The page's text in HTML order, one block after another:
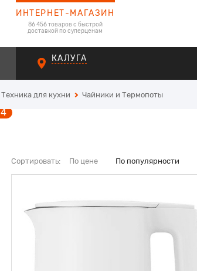
ИНТЕРНЕТ-МАГАЗИН
86 456 товаров с быстрой
доставкой по суперценам
КАЛУГА
Техника для кухни Чайники и Термопоты
4
Сортировать: По цене По популярности